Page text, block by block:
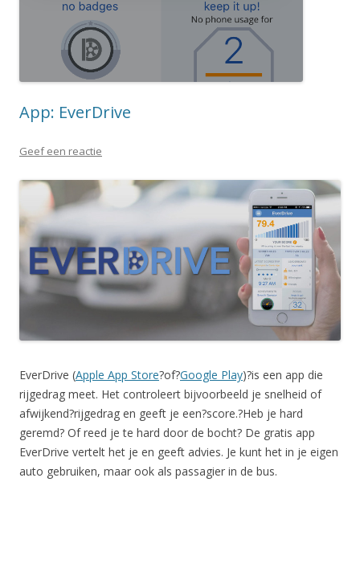
App: EverDrive
Geef een reactie
EverDrive (Apple App Store?of?Google Play)?is een app die
rijgedrag meet. Het controleert bijvoorbeeld je snelheid of
afwijkend?rijgedrag en geeft je een?score.?Heb je hard
geremd? Of reed je te hard door de bocht? De gratis app
EverDrive vertelt het je en geeft advies. Je kunt het in je eigen
auto gebruiken, maar ook als passagier in de bus.